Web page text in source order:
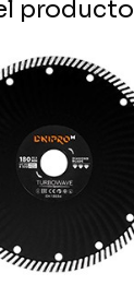
producto